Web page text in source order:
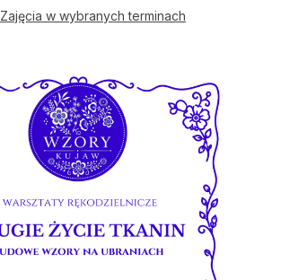
Zajęcia w wybranych terminach